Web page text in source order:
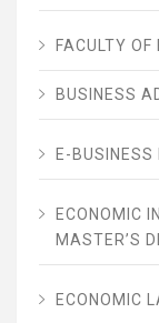
FACULTY
BUSINESS
E-BUSINESS
ECONOMIC
MASTER’S
ECONOMIC